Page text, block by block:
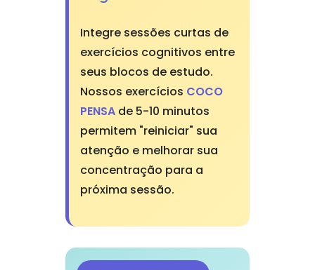
Integre sessões curtas de
exercícios cognitivos entre
seus blocos de estudo.
Nossos exercícios COCO
PENSAde 5-10 minutos
permitem "reiniciar" sua
atenção e melhorar sua
concentração para a
próxima sessão.